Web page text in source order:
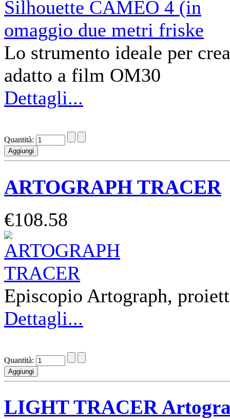
Lo strumento ideale per
adatto a film OM30
Dettagli...
Quantità:
ARTOGRAPH TRACER
€108.58
Episcopio Artograph,
Dettagli...
Quantità:
LIGHT TRACER